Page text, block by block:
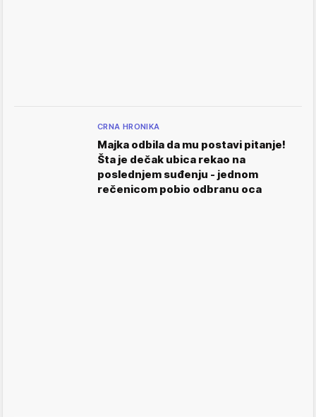
CRNA HRONIKA
Majka odbila da mu postavi pitanje!
Šta je dečak ubica rekao na
poslednjem suđenju - jednom
rečenicom pobio odbranu oca